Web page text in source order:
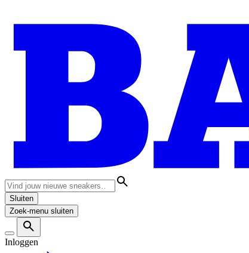
Sluiten
Zoek-menu sluiten
Inloggen